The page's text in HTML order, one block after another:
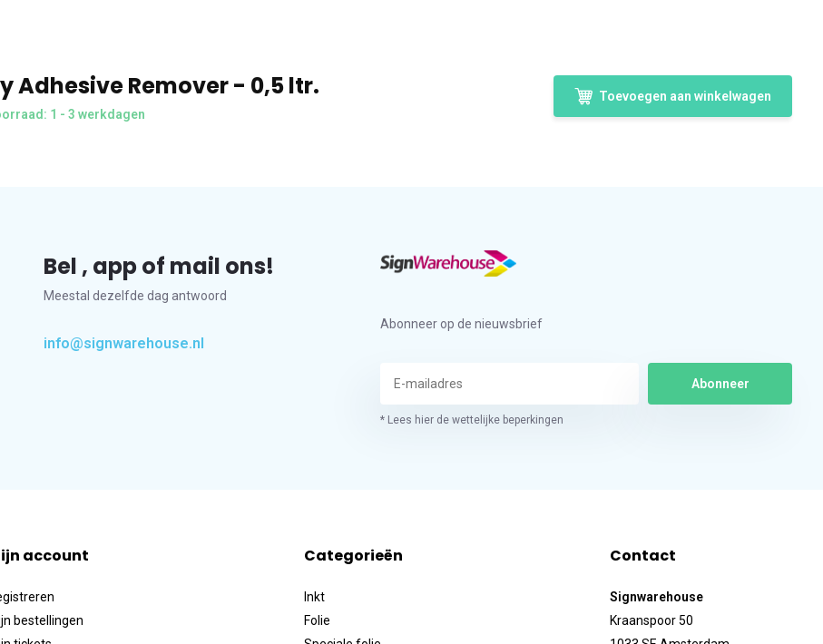
Adhesive Remover - 0,5 ltr.
1 - 3 werkdagen
Toevoegen aan winkelwagen
Bel , app of mail ons!
Meestal dezelfde dag antwoord
info@signwarehouse.nl
Abonneer op de nieuwsbrief
Abonneer
* Lees hier de wettelijke beperkingen
account
bestellingen
Categorieën
Inkt
Folie
Contact
Signwarehouse
Kraanspoor 50